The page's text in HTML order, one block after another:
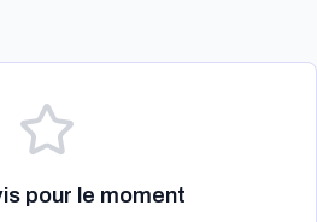
pour le moment